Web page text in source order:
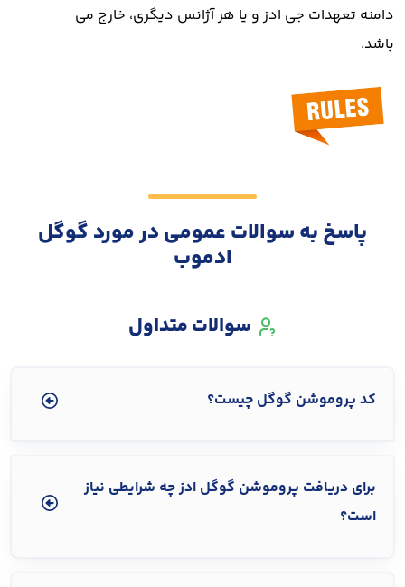
دامنه تعهدات جی ادز و یا هر آژانس دیگری، خارج می
باشد.
پاسخ به سوالات عمومی در مورد گوگل
ادموب
سوالات متداول
کد پروموشن گوگل چیست؟
برای دریافت پروموشن گوگل ادز چه شرایطی نیاز
است؟